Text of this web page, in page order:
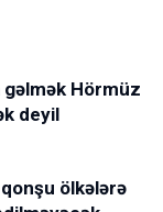
gəlmək Hörmüz
deyil
ölkələrə